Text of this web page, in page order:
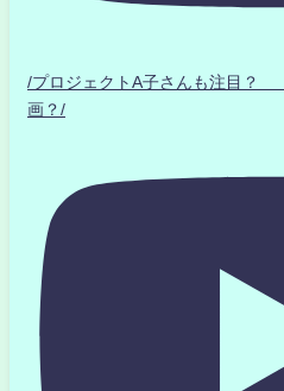
/プロジェクトA子さんも注目？
画？/